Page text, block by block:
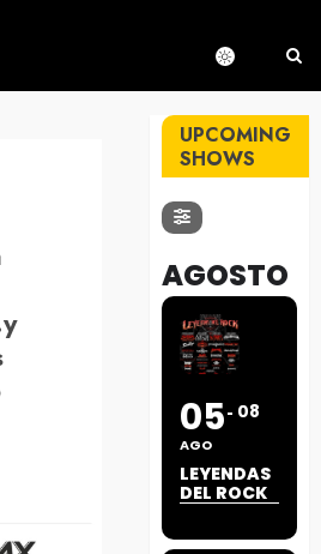
UPCOMING
SHOWS
AGOSTO
05
AGO
08
LEYENDAS
DEL ROCK